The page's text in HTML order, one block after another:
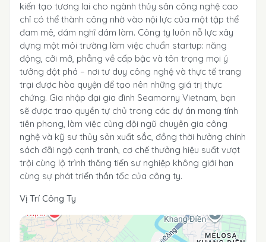
kiến tạo tương lai cho ngành thủy sản công nghệ cao
chỉ có thể thành công nhờ vào nội lực của một tập thể
đam mê, dám nghĩ dám làm. Công ty luôn nỗ lực xây
dựng một môi trường làm việc chuẩn startup: năng
động, cởi mở, phẳng về cấp bậc và tôn trọng mọi ý
tưởng đột phá – nơi tư duy công nghệ và thực tế trang
trại được hòa quyện để tạo nên những giá trị thực
chứng. Gia nhập đại gia đình Seamorny Vietnam, bạn
sẽ được trao quyền tự chủ trong các dự án mang tính
tiên phong, làm việc cùng đội ngũ chuyên gia công
nghệ và kỹ sư thủy sản xuất sắc, đồng thời hưởng chính
sách đãi ngộ cạnh tranh, cơ chế thưởng hiệu suất vượt
trội cùng lộ trình thăng tiến sự nghiệp không giới hạn
cùng sự phát triển thần tốc của công ty.
Vị Trí Công Ty